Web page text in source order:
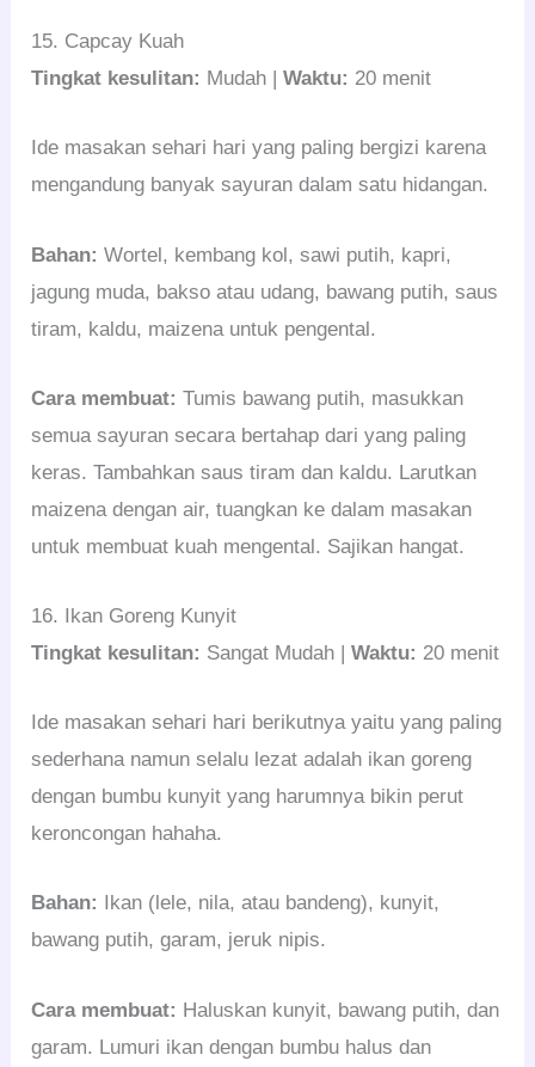
15. Capcay Kuah
Tingkat kesulitan: Mudah |Waktu: 20 menit
Ide masakan sehari hari yang paling bergizi karena
mengandung banyak sayuran dalam satu hidangan.
Bahan: Wortel, kembang kol, sawi putih, kapri,
jagung muda, bakso atau udang, bawang putih, saus
tiram, kaldu, maizena untuk pengental.
Cara membuat: Tumis bawang putih, masukkan
semua sayuran secara bertahap dari yang paling
keras. Tambahkan saus tiram dan kaldu. Larutkan
maizena dengan air, tuangkan ke dalam masakan
untuk membuat kuah mengental. Sajikan hangat.
16. Ikan Goreng Kunyit
Tingkat kesulitan: Sangat Mudah |Waktu: 20 menit
Ide masakan sehari hari berikutnya yaitu yang paling
sederhana namun selalu lezat adalah ikan goreng
dengan bumbu kunyit yang harumnya bikin perut
keroncongan hahaha.
Bahan:
Ikan (lele, nila, atau bandeng), kunyit,
bawang putih, garam, jeruk nipis.
Cara membuat: Haluskan kunyit, bawang putih, dan
garam. Lumuri ikan dengan bumbu halus dan